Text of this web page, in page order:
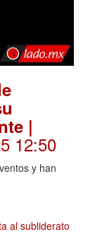
|
12:50
y han